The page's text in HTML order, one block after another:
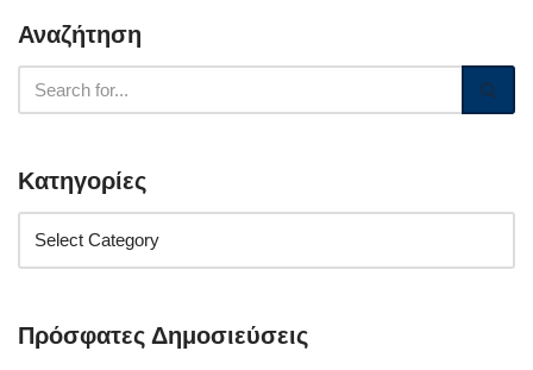
Αναζήτηση
Κατηγορίες
Πρόσφατες Δημοσιεύσεις